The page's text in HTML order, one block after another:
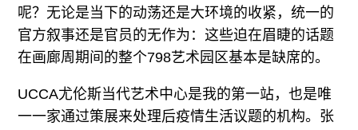
呢？无论是当下的动荡还是大环境的收紧，统一的
官方叙事还是官员的无作为：这些迫在眉睫的话题
在画廊周期间的整个798艺术园区基本是缺席的。
UCCA尤伦斯当代艺术中心是我的第一站，也是唯
一一家通过策展来处理后疫情生活议题的机构。张